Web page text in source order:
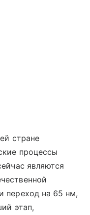
стране
процессы
являются
переход на 65 нм,
этап,